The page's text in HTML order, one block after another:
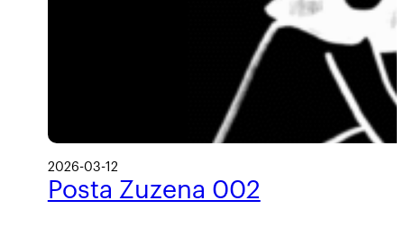
2026-03-12
Posta Zuzena 002